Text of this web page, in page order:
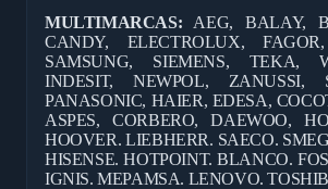
MULTIMARCAS: AEG, BALAY,
CANDY, ELECTROLUX,
SAMSUNG, SIEMENS, TEKA,
INDESIT, NEWPOL, ZANUSSI,
PANASONIC, HAIER, EDESA,
ASPES, CORBERO, DAEWOO,
HOOVER. LIEBHERR. SAECO.
HISENSE. HOTPOINT. BLANCO.
IGNIS. MEPAMSA. LENOVO.